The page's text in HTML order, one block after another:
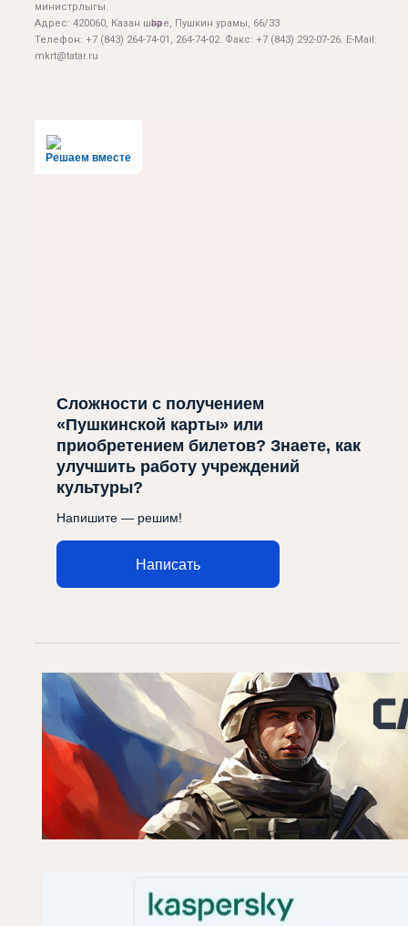
министрлыгы.
Адрес: 420060, Казан шәһәре, Пушкин урамы, 66/33
Телефон: +7 (843) 264-74-01, 264-74-02. Факс: +7 (843) 292-07-26. E-Mail:
mkrt@tatar.ru
Решаем вместе
Сложности с получением
«Пушкинской карты» или
приобретением билетов? Знаете, как
улучшить работу учреждений
культуры?
Напишите — решим!
Написать